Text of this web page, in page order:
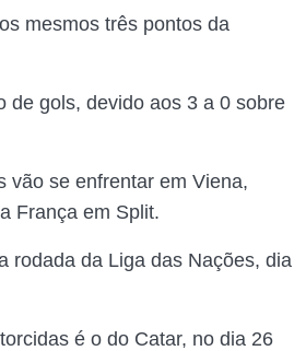
mesmos três pontos da
de gols, devido aos 3 a 0 sobre
vão se enfrentar em Viena,
França em Split.
rodada da Liga das Nações, dia
é o do Catar, no dia 26